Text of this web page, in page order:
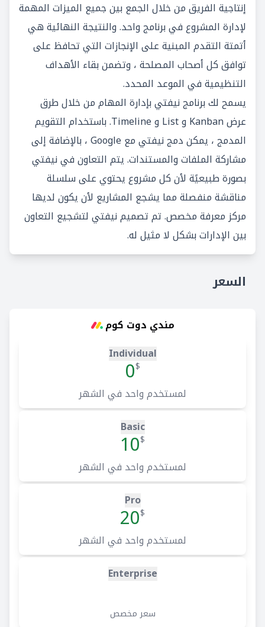
إنتاجية الفريق من خلال الجمع بين جميع الميزات المهمة
لإدارة المشروع في برنامج واحد. والنتيجة النهائية هي
أتمتة التقدم المبنية على الإنجازات التي تحافظ على
توافق كل أصحاب المصلحة ، وتضمن بقاء الأهداف
التنظيمية في الموعد المحدد.
يسمح لك برنامج نيفتي بإدارة المهام من خلال طرق
عرض Kanban و List و Timeline. باستخدام التقويم
المدمج ، يمكن دمج نيفتي مع Google ، بالإضافة إلى
مشاركة الملفات والمستندات. يتم التعاون في نيفتي
بصورة طبيعيًة لأن كل مشروع يحتوي على سلسلة
مناقشة منفصلة مما يشجع المشاريع لأن يكون لديها
مركز معرفة مخصص. تم تصميم نيفتي لتشجيع التعاون
بين الإدارات بشكل لا مثيل له.
السعر
مندي دوت كوم
Individual
$
0
لمستخدم واحد في الشهر
Basic
$
10
لمستخدم واحد في الشهر
Pro
$
20
لمستخدم واحد في الشهر
Enterprise
سعر مخصص